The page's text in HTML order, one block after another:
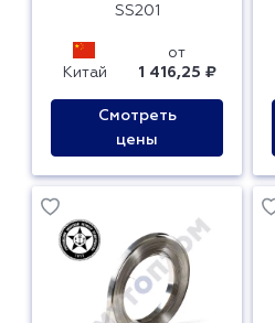
SS201
Китай
от
1 416,25 ₽
Смотреть
цены